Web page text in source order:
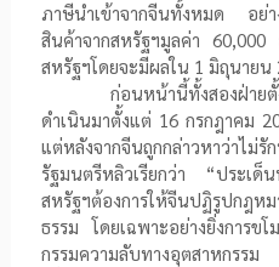
ภาษีนำเข้าจากจีนทั้งหมด อย่
สินค้าจากสหรัฐฯมูลค่า
สหรัฐฯโดยจะมีผลใน 1 มิถุนายน
ก่อนหน้านี้ทั้งสองฝ่ายตั้
ดำเนินมาตั้งแต่ 16 กรกฎาคม
แต่หลังจากจีนถูกกล่าวหาว่าไม่
รัฐมนตรีหลิวเรียกว่า “ประเด็
สหรัฐฯต้องการให้จีนปฏิรูปกฎห
ธรรม โดยเฉพาะอย่างยิ่งการ
กรรมความลับทางอุตสาหกรร